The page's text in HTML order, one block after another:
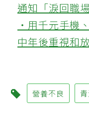
通知「淚回職
‧用千元手機
中年後重視和
營養不良